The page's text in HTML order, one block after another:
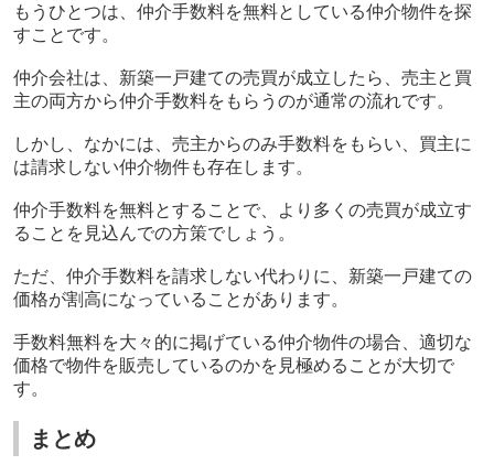
もうひとつは、仲介手数料を無料としている仲介物件を探
すことです。
仲介会社は、新築一戸建ての売買が成立したら、売主と買
主の両方から仲介手数料をもらうのが通常の流れです。
しかし、なかには、売主からのみ手数料をもらい、買主に
は請求しない仲介物件も存在します。
仲介手数料を無料とすることで、より多くの売買が成立す
ることを見込んでの方策でしょう。
ただ、仲介手数料を請求しない代わりに、新築一戸建ての
価格が割高になっていることがあります。
手数料無料を大々的に掲げている仲介物件の場合、適切な
価格で物件を販売しているのかを見極めることが大切で
す。
まとめ